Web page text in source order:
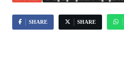
SHARE SHARE